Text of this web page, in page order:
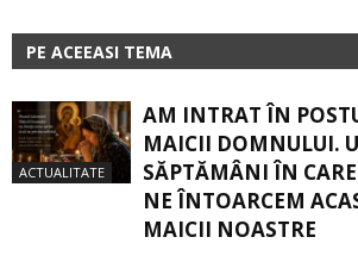
PE ACEEASI TEMA
ACTUALITATE
AM INTRAT ÎN
MAICII DOMNULUI.
SĂPTĂMÂNI ÎN
NE ÎNTOARCEM
MAICII NOASTRE